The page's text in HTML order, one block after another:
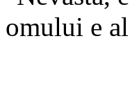
omului e